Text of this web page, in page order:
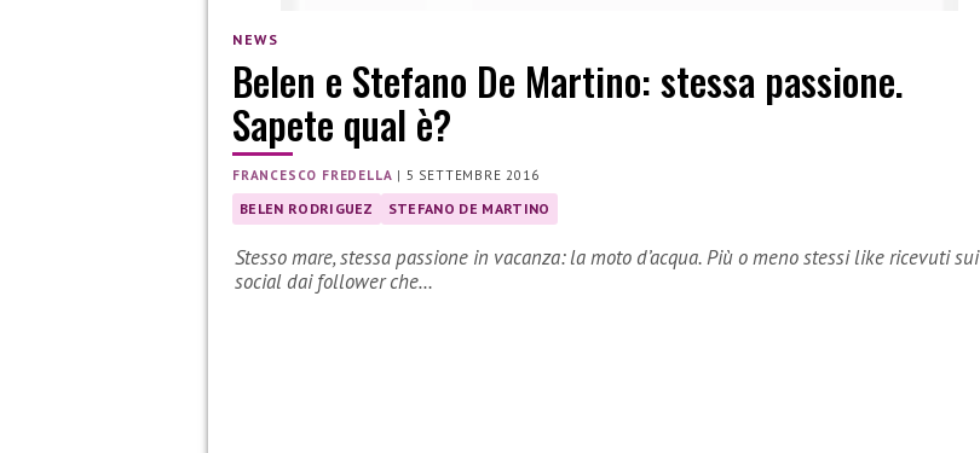
NEWS
Belen e Stefano De Martino: stessa passione.
Sapete qual è?
FRANCESCO FREDELLA | 5 SETTEMBRE 2016
BELEN RODRIGUEZ STEFANO DE MARTINO
Stesso mare, stessa passione in vacanza: la moto d’acqua. Più o meno stessi like ricevuti sui
social dai follower che…